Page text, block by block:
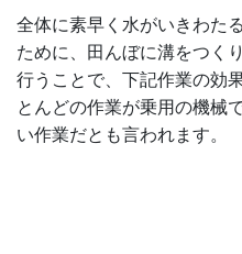
全体に素早く水がいきわた
ために、田んぼに溝をつく
行うことで、下記作業の効
とんどの作業が乗用の機械
い作業だとも言われます。